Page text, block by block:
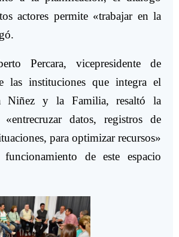
actores permite «trabajar en la
Percara, vicepresidente de
las instituciones que integra el
Niñez y la Familia, resaltó la
datos, registros de
para optimizar recursos»
de este espacio